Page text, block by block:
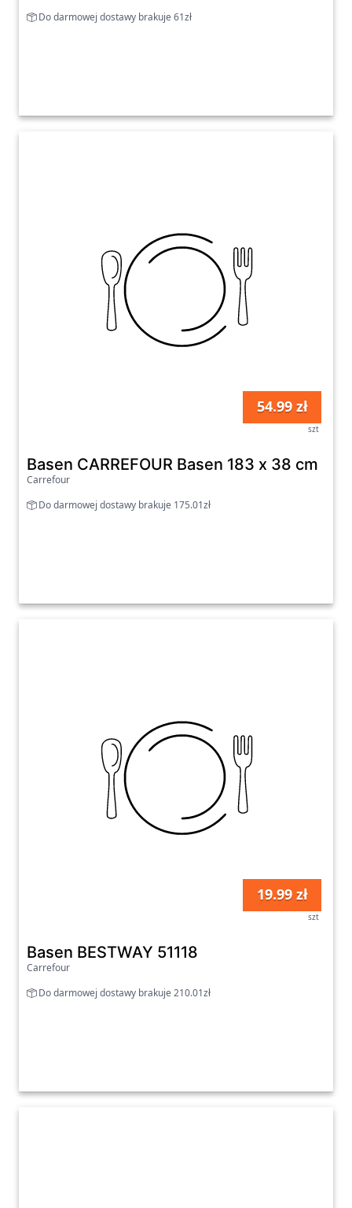
Do darmowej dostawy brakuje 61zł
54.99 zł
szt
Basen CARREFOUR Basen 183 x 38 cm
Carrefour
Do darmowej dostawy brakuje 175.01zł
19.99 zł
szt
Basen BESTWAY 51118
Carrefour
Do darmowej dostawy brakuje 210.01zł